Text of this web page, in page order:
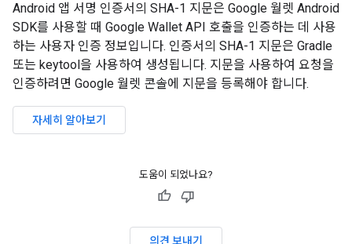
Android 앱 서명 인증서의 SHA-1 지문은 Google 월렛 Android
SDK를 사용할 때 Google Wallet API 호출을 인증하는 데 사용
하는 사용자 인증 정보입니다. 인증서의 SHA-1 지문은 Gradle
또는 keytool을 사용하여 생성됩니다. 지문을 사용하여 요청을
인증하려면 Google 월렛 콘솔에 지문을 등록해야 합니다.
자세히 알아보기
도움이 되었나요?
의견 보내기